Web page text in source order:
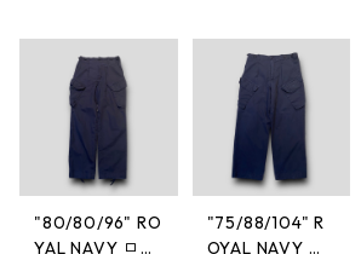
"80/80/96" RO
YAL NAVY ロイ
"75/88/104" R
OYAL NAVY ロ